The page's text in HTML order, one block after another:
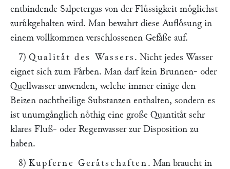
entbindende Salpetergas von der Fluͤssigkeit moͤglichst
zuruͤkgehalten wird. Man bewahrt diese Aufloͤsung in
einem vollkommen verschlossenen Gefaͤße auf.
7) Qualitaͤt des Wassers . Nicht jedes Wasser
eignet sich zum Faͤrben. Man darf kein Brunnen- oder
Quellwasser anwenden, welche immer einige den
Beizen nachtheilige Substanzen enthalten, sondern es
ist unumgaͤnglich noͤthig eine große Quantitaͤt sehr
klares Fluß- oder Regenwasser zur Disposition zu
haben.
8) Kupferne Geraͤtschaften . Man braucht in